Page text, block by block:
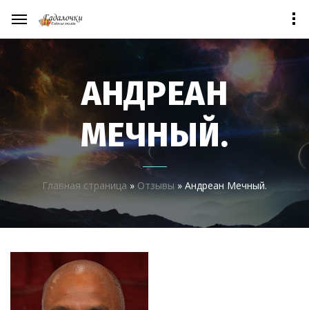
АНДРЕАН
МЕЧНЫЙ.
Главная страница »Отзывы » Андреан Мечный.